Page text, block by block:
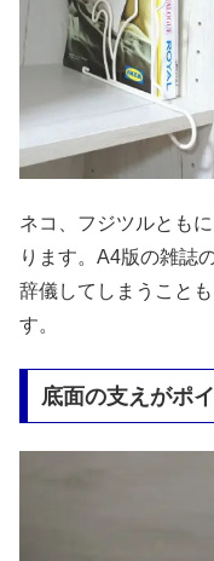
ネコ、フジツルとも
ります。A4版の雑誌
辞儀してしまうこと
す。
底面の支えがポ